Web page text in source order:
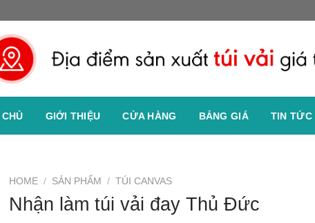
GIỚI THIỆU CỬA HÀNG BẢNG GIÁ TIN TỨC
HOME / SẢN PHẨM / TÚI CANVAS
Nhận làm túi vải đay Thủ Đức